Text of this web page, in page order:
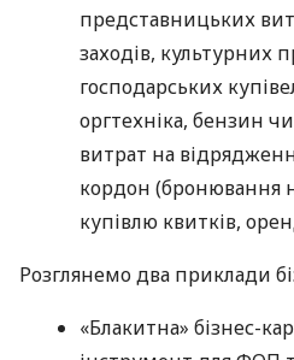
представницьких
заходів, культурних
господарських
оргтехніка, бензин
витрат на
кордон (бронювання
купівлю квитків,
Розглянемо два приклади
«Блакитна» бізнес-